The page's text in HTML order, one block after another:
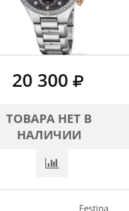
20 300
ТОВАРА НЕТ В
НАЛИЧИИ
Festina